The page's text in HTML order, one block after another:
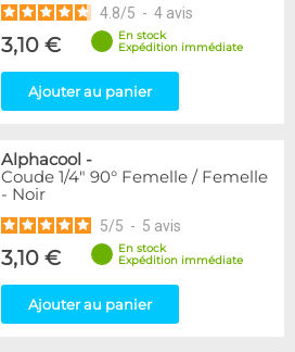
4.8/5 - 4 avis
3,10 €
En stock
Expédition immédiate
Ajouter au panier
Alphacool -
Coude 1/4" 90° Femelle / Femelle
- Noir
5/5 - 5 avis
3,10 €
En stock
Expédition immédiate
Ajouter au panier